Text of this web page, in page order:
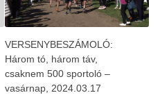
VERSENYBESZÁMOLÓ:
Három tó, három táv,
csaknem 500 sportoló –
vasárnap, 2024.03.17